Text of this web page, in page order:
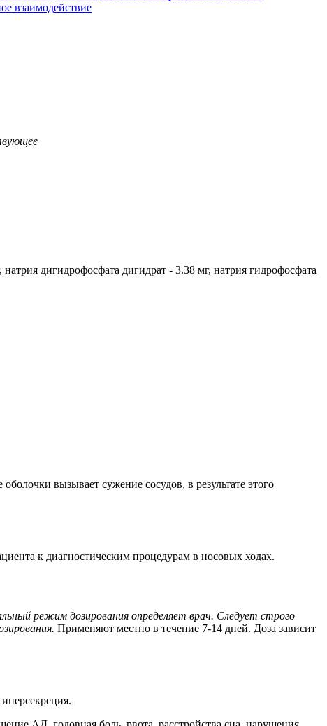
взаимодействие
дигидрофосфата дигидрат - 3.38 мг, натрия гидрофосфата
вызывает сужение сосудов, в результате этого
к диагностическим процедурам в носовых ходах.
режим дозирования определяет врач. Следует строго
Применяют местно в течение 7-14 дней. Доза зависит